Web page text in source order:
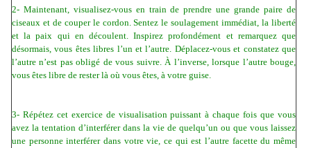
2- Maintenant, visualisez-vous en train de prendre une grande paire de
ciseaux et de couper le cordon. Sentez le soulagement immédiat, la liberté
et la paix qui en découlent. Inspirez profondément et remarquez que
désormais, vous êtes libres l’un et l’autre. Déplacez-vous et constatez que
l’autre n’est pas obligé de vous suivre. À l’inverse, lorsque l’autre bouge,
vous êtes libre de rester là où vous êtes, à votre guise.
3- Répétez cet exercice de visualisation puissant à chaque fois que vous
avez la tentation d’interférer dans la vie de quelqu’un ou que vous laissez
une personne interférer dans votre vie, ce qui est l’autre facette du même